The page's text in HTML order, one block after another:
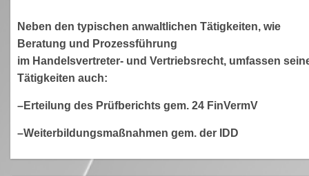
Neben den typischen anwaltlichen Tätigkeiten, wie
Beratung und Prozessführung
im Handelsvertreter- und Vertriebsrecht, umfassen
Tätigkeiten auch:
–Erteilung des Prüfberichts gem. 24 FinVermV
–Weiterbildungsmaßnahmen gem. der IDD